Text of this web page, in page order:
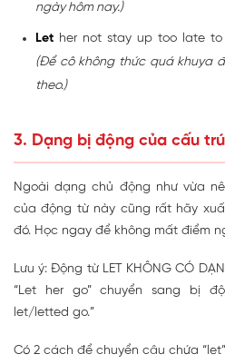
ngày hôm nay.)
Let her not stay up too late to
(Để cô không thức quá khuya
theo.)
3. Dạng bị động của cấu
Ngoài dạng chủ động như vừa
của động từ này cũng rất hãy
đó. Học ngay để không mất điểm
Lưu ý: Động từ LET KHÔNG CÓ
“Let her go” chuyển sang bị
let/letted go.”
Có 2 cách để chuyển câu chứa